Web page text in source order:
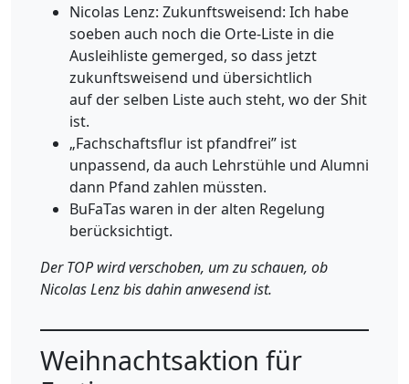
Nicolas Lenz: Zukunftsweisend: Ich habe
soeben auch noch die Orte-Liste in die
Ausleihliste gemerged, so dass jetzt
zukunftsweisend und übersichtlich
auf der selben Liste auch steht, wo der Shit
ist.
„Fachschaftsflur ist pfandfrei” ist
unpassend, da auch Lehrstühle und Alumni
dann Pfand zahlen müssten.
BuFaTas waren in der alten Regelung
berücksichtigt.
Der TOP wird verschoben, um zu schauen, ob
Nicolas Lenz bis dahin anwesend ist.
Weihnachtsaktion für